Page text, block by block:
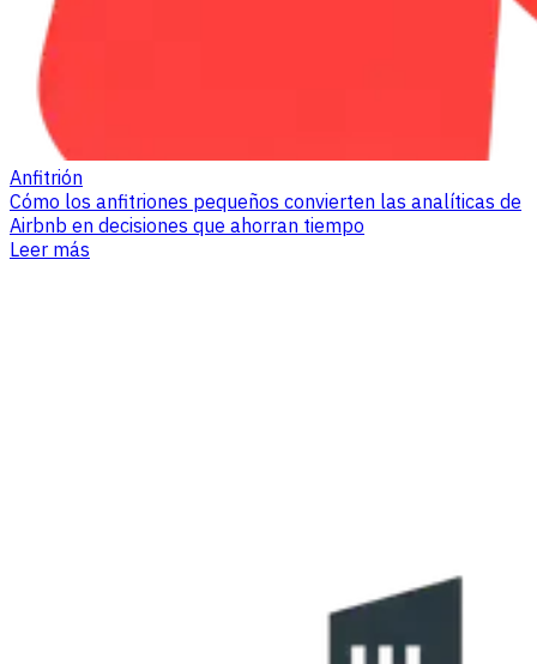
Anfitrión
Cómo los anfitriones pequeños convierten las analíticas de
Airbnb en decisiones que ahorran tiempo
Leer más